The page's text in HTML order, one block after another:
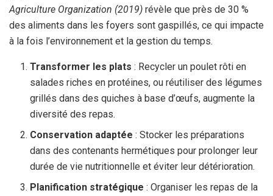
Agriculture Organization (2019) révèle que près de 30 %
des aliments dans les foyers sont gaspillés, ce qui impacte
à la fois l’environnement et la gestion du temps.
Transformer les plats : Recycler un poulet rôti en
salades riches en protéines, ou réutiliser des légumes
grillés dans des quiches à base d’œufs, augmente la
diversité des repas.
Conservation adaptée : Stocker les préparations
dans des contenants hermétiques pour prolonger leur
durée de vie nutritionnelle et éviter leur détérioration.
Planification stratégique : Organiser les repas de la